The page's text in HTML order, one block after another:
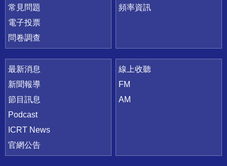
常見問題
電子投票
問卷調查
頻率資訊
最新消息
新聞報導
節目訊息
Podcast
ICRT News
官網公告
線上收聽
FM
AM